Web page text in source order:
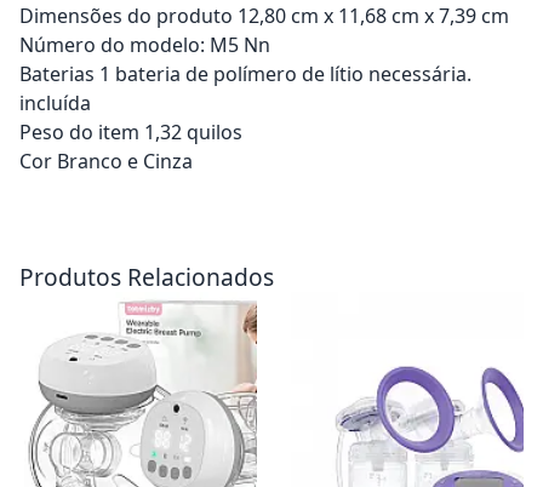
Dimensões do produto 12,80 cm x 11,68 cm x 7,39 cm
Número do modelo: M5 Nn
Baterias 1 bateria de polímero de lítio necessária.
incluída
Peso do item 1,32 quilos
Cor Branco e Cinza
Produtos Relacionados